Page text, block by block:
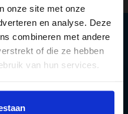
onze site met onze
en analyse. Deze
combineren met andere
of die ze hebben
van hun services.
🤩